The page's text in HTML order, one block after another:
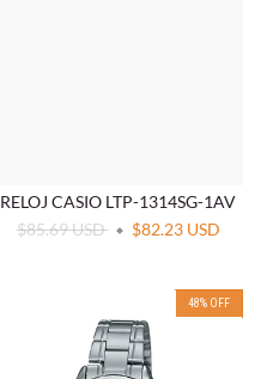
RELOJ CASIO LTP-1314SG-1AV
$85.69 USD
$82.23 USD
48% OFF